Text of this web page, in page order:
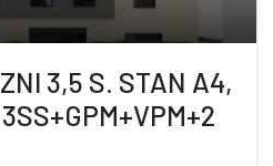
3,5 S. STAN A4,